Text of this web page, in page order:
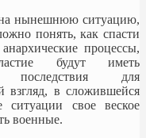
нынешнюю ситуацию,
понять, как спасти
процессы,
будут иметь
последствия для
взгляд, в сложившейся
ситуации свое веское
военные.